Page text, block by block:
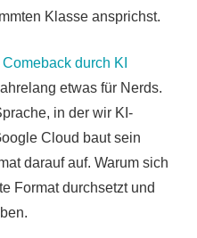
Klasse ansprichst.
durch KI
etwas für Nerds.
in der wir KI-
Cloud baut sein
darauf auf. Warum sich
Format durchsetzt und